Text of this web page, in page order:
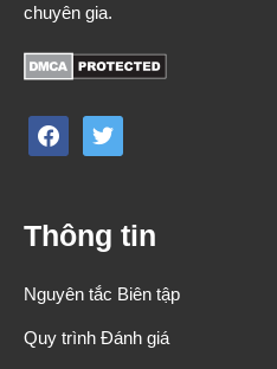
chuyên gia.
facebooktwitter
Thông tin
Nguyên tắc Biên tập
Quy trình Đánh giá